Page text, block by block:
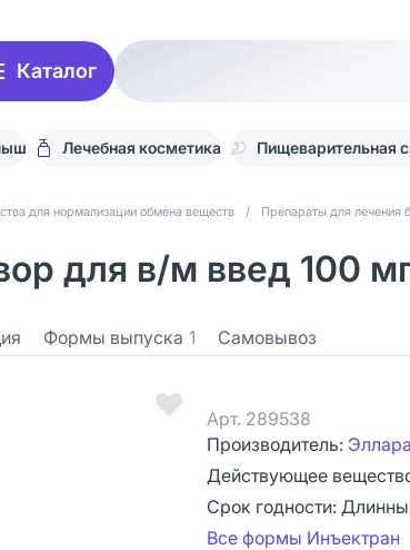
Каталог
Лечебная косметика Пищеварительная
для нормализации обмена веществ / Препараты для лечения
для в/м введ 100
Формы выпуска 1 Самовывоз
Арт. 289538
Производитель:
Действующее
Срок годности:
Все формы Инъектран